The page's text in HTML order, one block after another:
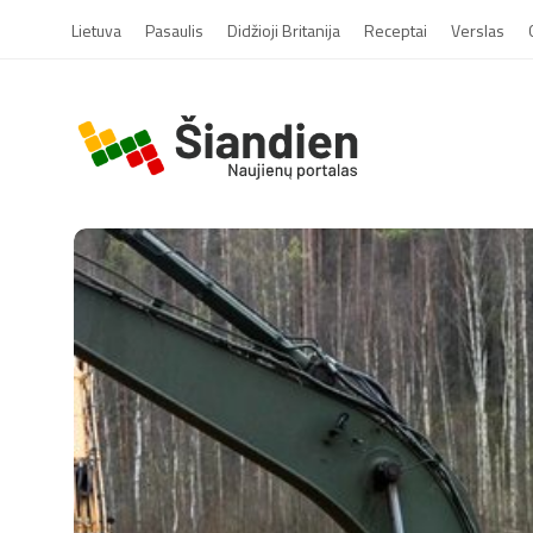
Lietuva Pasaulis Didžioji Britanija Receptai Verslas
S
a
n
d
i
e